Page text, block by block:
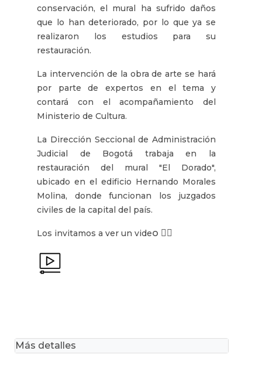
conservación, el mural ha sufrido daños
que lo han deteriorado, por lo que ya se
realizaron los estudios para su
restauración.
La intervención de la obra de arte se hará
por parte de expertos en el tema y
contará con el acompañamiento del
Ministerio de Cultura.
La Dirección Seccional de Administración
Judicial de Bogotá trabaja en la
restauración del mural "El Dorado",
ubicado en el edificio Hernando Morales
Molina, donde funcionan los juzgados
civiles de la capital del país.
Los invitamos a ver un video 👇🏽
Más detalles